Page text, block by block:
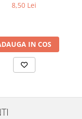
8,50 Lei
IN COS